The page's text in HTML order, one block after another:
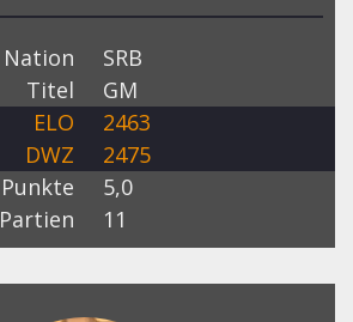
Nation
SRB
Titel
GM
ELO
2463
DWZ
2475
Punkte
5,0
Partien
11